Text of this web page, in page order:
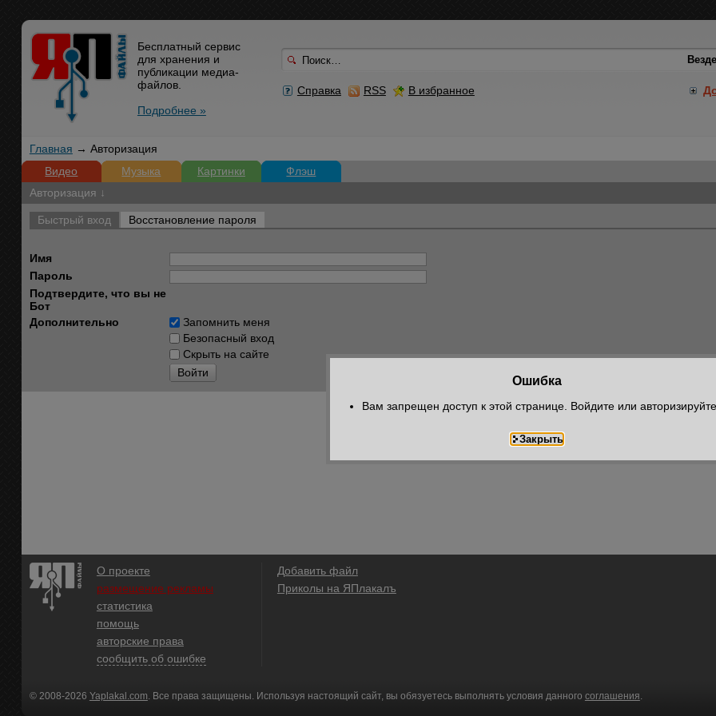
Справка RSS В избранное
Бесплатный сервис
для хранения и
публикации медиа-
файлов.
Подробнее »
Главная → Авторизация
Видео
Музыка Картинки
Флэш
Авторизация ↓
Быстрый вход Восстановление пароля
Имя
Пароль
Подтвердите, что вы не
Бот
Дополнительно
Запомнить меня
Безопасный вход
Скрыть на сайте
Войти
О проекте
размещение рекламы
статистика
помощь
авторские права
сообщить об ошибке
Добавить файл
Приколы на ЯПлакалъ
© 2008-2026 Yaplakal.com. Все права защищены. Используя настоящий сайт, вы обязуетесь выполнять условия данного соглашения.
Ошибка
Вам запрещен доступ к этой странице. Войдите или